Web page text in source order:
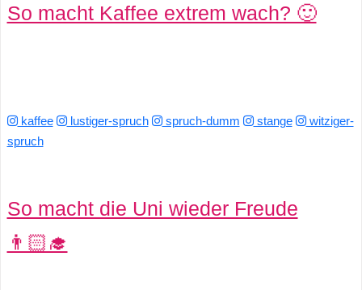
So macht Kaffee extrem wach? 🙂
kaffee lustiger-spruch spruch-dumm stange
witziger-
spruch
So macht die Uni wieder Freude
👨🏻‍🎓